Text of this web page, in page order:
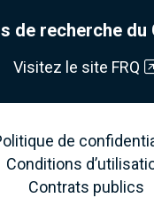
de recherche du
Visitez le site FRQ
de
Conditions
Contrats publics